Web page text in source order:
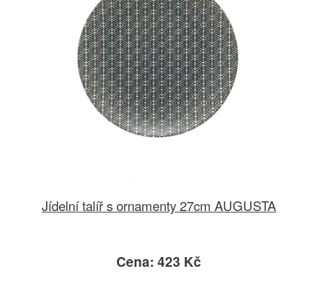
Jídelní talíř s ornamenty 27cm AUGUSTA
Cena: 423 Kč